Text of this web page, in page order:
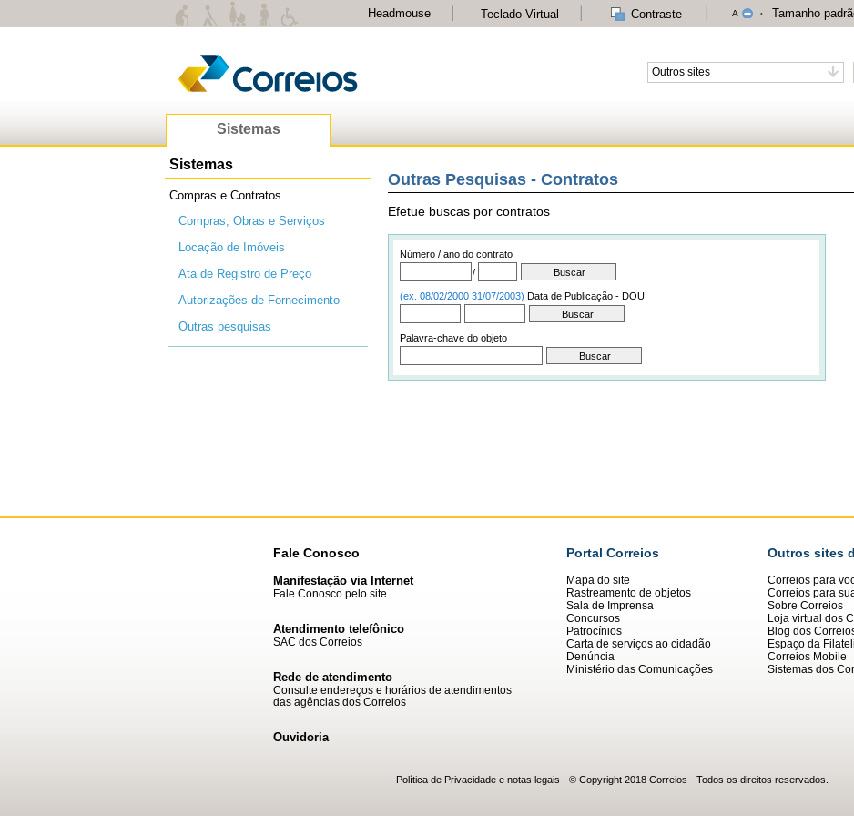
Tamanho
A
Contraste
Teclado Virtual
Headmouse
Outros sites
Sistemas
Sistemas
Compras e Contratos
Compras, Obras e Serviços
Locação de Imóveis
Ata de Registro de Preço
Autorizações de Fornecimento
Outras pesquisas
Outras Pesquisas - Contratos
Efetue buscas por contratos
Número / ano do contrato
/
Data de Publicação - DOU
(ex. 08/02/2000 31/07/2003)
Palavra-chave do objeto
Fale Conosco
Manifestação via Internet
Fale Conosco pelo site
Atendimento telefônico
SAC dos Correios
Rede de atendimento
Consulte endereços e horários de atendimentos
das agências dos Correios
Ouvidoria
Portal Correios
Mapa do site
Rastreamento de objetos
Sala de Imprensa
Concursos
Patrocínios
Carta de serviços ao cidadão
Denúncia
Ministério das Comunicações
Outros sites
Correios para
Correios para
Sobre Correios
Loja virtual dos
Blog dos
Espaço da
Correios Mobile
Sistemas dos
Política de Privacidade e notas legais - © Copyright 2018 Correios - Todos os direitos reservados.